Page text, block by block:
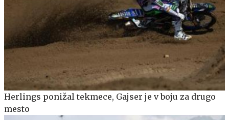
Herlings ponižal tekmece, Gajser je v boju za drugo
mesto